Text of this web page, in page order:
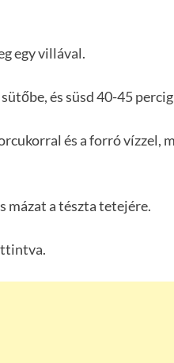
egy villával.
és süsd 40-45
és a forró vízzel,
mázat a tészta tetejére.